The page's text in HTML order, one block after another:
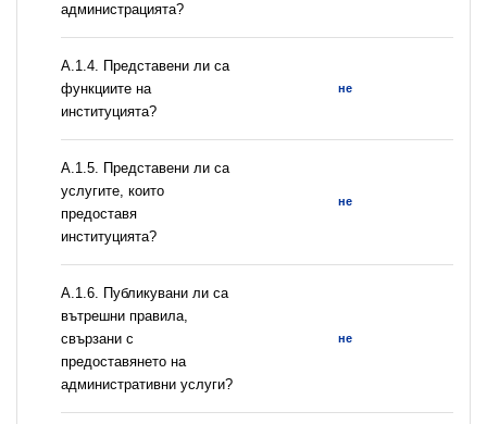
администрацията?
А.1.4. Представени ли са
функциите на
институцията?
не
А.1.5. Представени ли са
услугите, които
предоставя
институцията?
не
А.1.6. Публикувани ли са
вътрешни правила,
свързани с
предоставянето на
административни услуги?
не